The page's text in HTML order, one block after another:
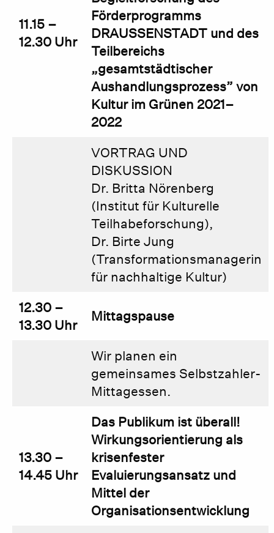
11.15 –
12.30 Uhr
Förderprogramms
DRAUSSENSTADT und des
Teilbereichs
„gesamtstädtischer
Aushandlungsprozess” von
Kultur im Grünen 2021–
2022
VORTRAG UND
DISKUSSION
Dr. Britta Nörenberg
(Institut für Kulturelle
Teilhabeforschung),
Dr. Birte Jung
(Transformationsmanagerin
für nachhaltige Kultur)
12.30 –
13.30 Uhr
Mittagspause
Wir planen ein
gemeinsames Selbstzahler-
Mittagessen.
13.30 –
14.45 Uhr
Das Publikum ist überall!
Wirkungsorientierung als
krisenfester
Evaluierungsansatz und
Mittel der
Organisationsentwicklung